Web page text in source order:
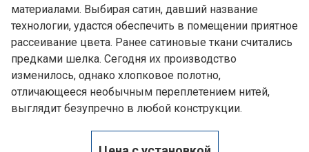
материалами. Выбирая сатин, давший название
технологии, удастся обеспечить в помещении приятное
рассеивание цвета. Ранее сатиновые ткани считались
предками шелка. Сегодня их производство
изменилось, однако хлопковое полотно,
отличающееся необычным переплетением нитей,
выглядит безупречно в любой конструкции.